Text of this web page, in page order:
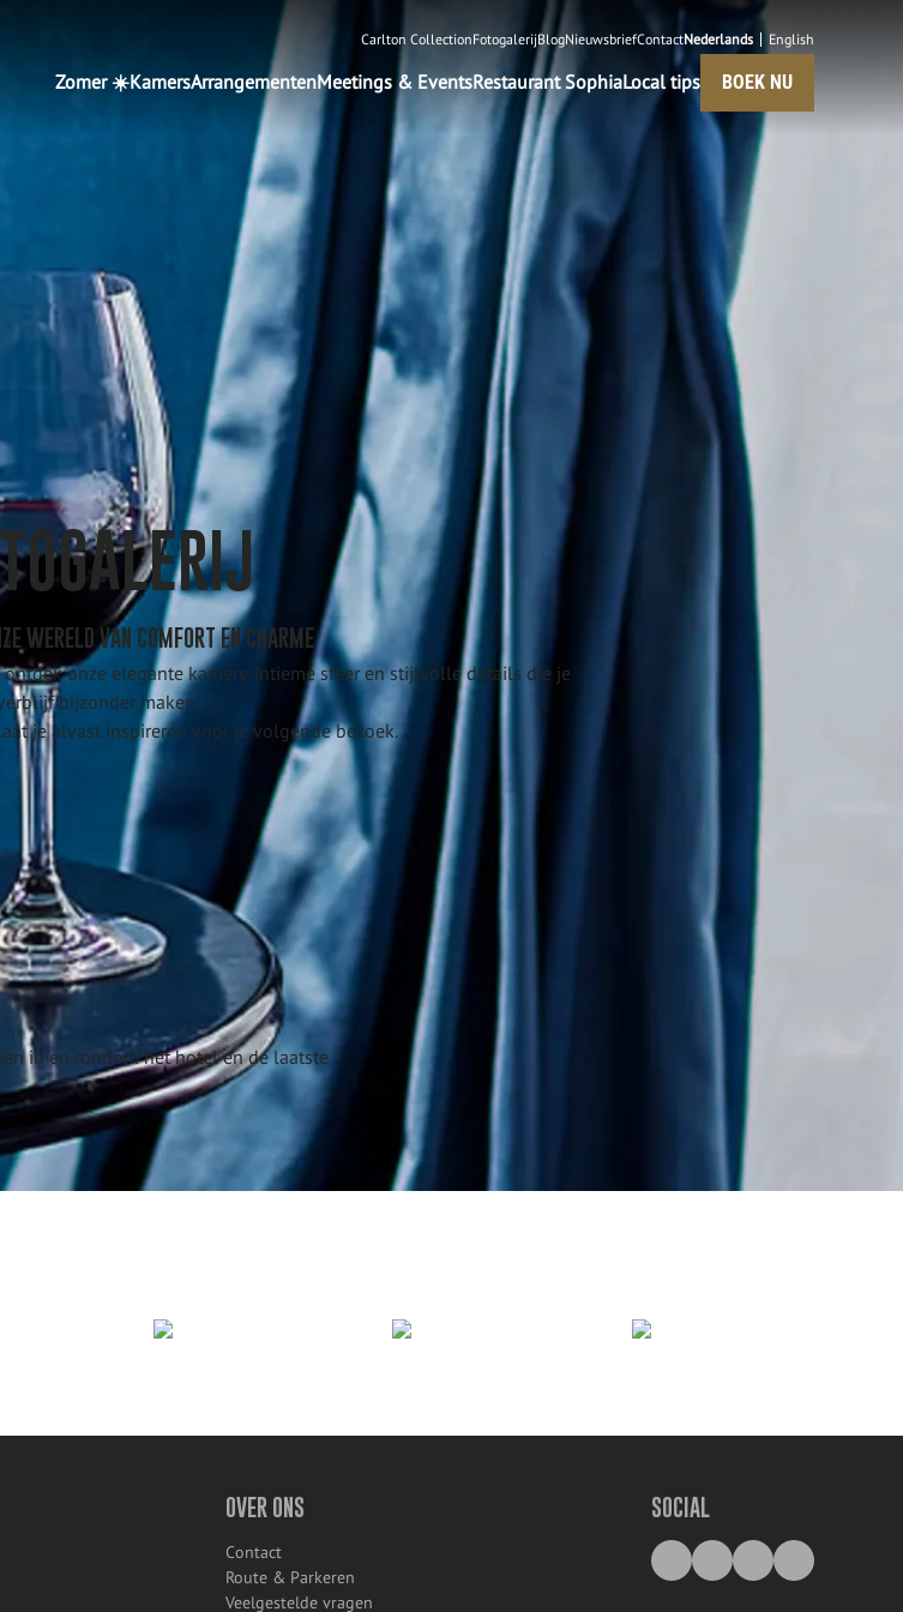
Zomer ☀️KamersArrangementenMeetings & EventsRestaurant SophiaLocal tips BOEK NU
Carlton CollectionFotogalerijBlogNieuwsbriefContactNederlands English
WERELD VAN COMFORT EN CHARME
onze elegante kamers, intieme sfeer en stijlvolle details die je
bijzonder maken.
je alvast inspireren voor je volgende bezoek.
in en rondom het hotel en de laatste
OVER ONS
Contact
Route & Parkeren
Veelgestelde vragen
SOCIAL